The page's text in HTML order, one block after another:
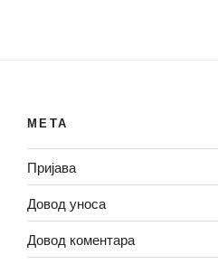
МЕТА
Пријава
Довод уноса
Довод коментара